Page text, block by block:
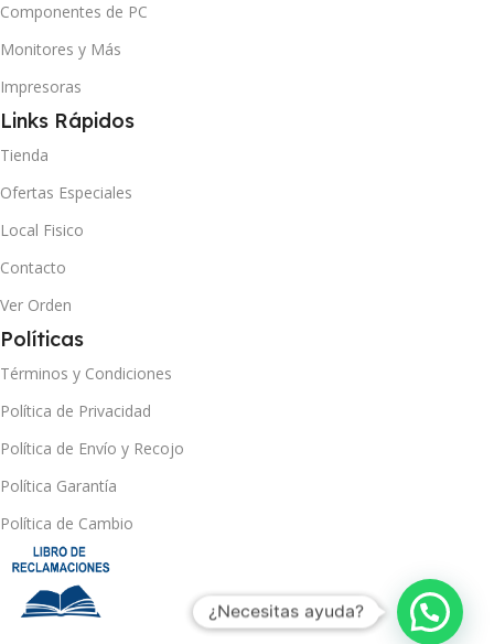
Componentes de PC
Monitores y Más
Impresoras
Links Rápidos
Tienda
Ofertas Especiales
Local Fisico
Contacto
Ver Orden
Políticas
Términos y Condiciones
Política de Privacidad
Política de Envío y Recojo
Política Garantía
Política de Cambio
¿Necesitas ayuda?